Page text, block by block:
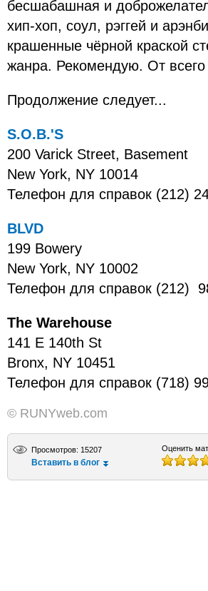
бесшабашная и
хип-хоп, соул, рэггей и
крашенные чёрной краской
жанра. Рекомендую. От всего
Продолжение следует...
S.O.B.'S
200 Varick Street, Basement
New York, NY 10014
Телефон для справок (212)
BLVD
199 Bowery
New York, NY 10002
Телефон для справок (212)
The Warehouse
141 E 140th St
Bronx, NY 10451
Телефон для справок (718)
© RUNYweb.com
Просмотров: 15207
Вставить в блог
Оценить